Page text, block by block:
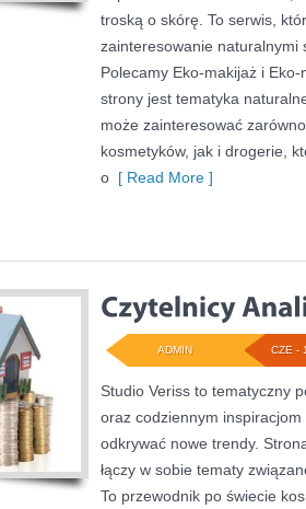
troską o skórę. To serwis,
zainteresowanie naturalnymi
Polecamy Eko-makijaż i
strony jest tematyka
może zainteresować
kosmetyków, jak i drogerie,
o [ Read More ]
CZE -
ADMIN
Studio Veriss to tematyczny
oraz codziennym
odkrywać nowe trendy.
łączy w sobie tematy
To przewodnik po świecie